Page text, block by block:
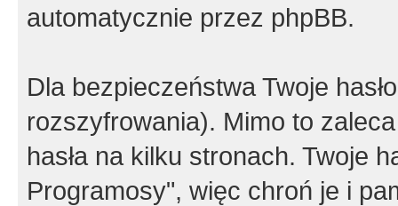
automatycznie przez phpBB.
Dla bezpieczeństwa Twoje
rozszyfrowania). Mimo to
hasła na kilku stronach. Twoje
Programosy", więc chroń je i